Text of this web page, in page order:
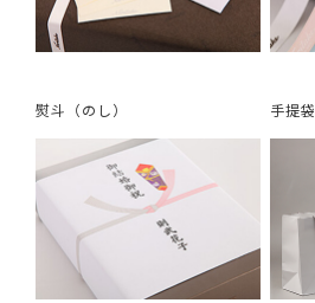
熨斗（のし） 手提袋